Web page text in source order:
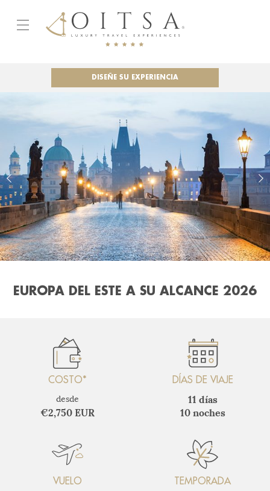
DISEÑE SU EXPERIENCIA
EUROPA DEL ESTE A SU ALCANCE 2026
COSTO*
desde
€2,750 EUR
DÍAS DE VIAJE
11 días
10 noches
VUELO TEMPORADA